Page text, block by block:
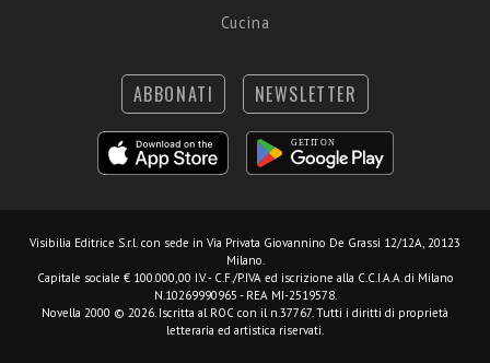
Cucina
ABBONATI NEWSLETTER
Visibilia Editrice S.r.l. con sede in Via Privata Giovannino De Grassi 12/12A, 20123
Milano.
Capitale sociale € 100.000,00 I.V. - C.F./P.IVA ed iscrizione alla C.C.I.A.A. di Milano
N.10269990965 - REA MI-2519578.
Novella 2000 © 2026. Iscritta al ROC con il n.37767. Tutti i diritti di proprietà
letteraria ed artistica riservati.